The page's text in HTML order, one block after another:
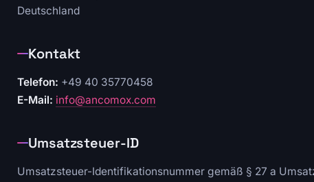
Deutschland
Kontakt
Telefon: +49 40 35770458
E-Mail: info@ancomox.com
Umsatzsteuer-ID
Umsatzsteuer-Identifikationsnummer gemäß § 27 a